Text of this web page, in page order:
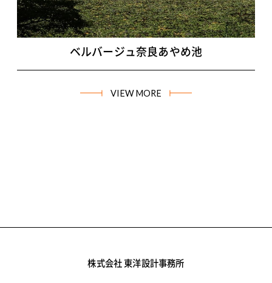
ベルバージュ奈良あやめ池
VIEW MORE
株式会社 東洋設計事務所